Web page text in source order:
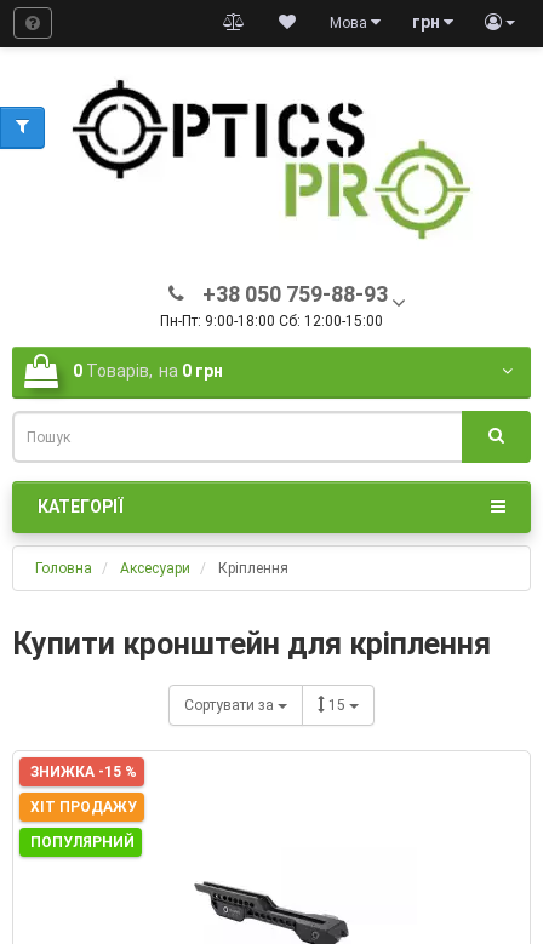
грн
Мова
+38 050 759-88-93
Пн-Пт: 9:00-18:00 Сб: 12:00-15:00
0 Товарів, на 0 грн
КАТЕГОРІЇ
Головна Аксесуари Кріплення
Купити кронштейн для кріплення
Сортувати за 15
ЗНИЖКА -15 %
ХІТ ПРОДАЖУ
ПОПУЛЯРНИЙ